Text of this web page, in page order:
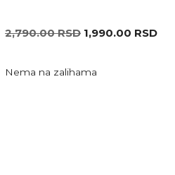
2,790.00RSD 1,990.00 RSD
Nema na zalihama